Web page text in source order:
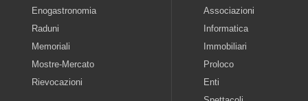
Enogastronomia
Raduni
Memoriali
Mostre-Mercato
Rievocazioni
Associazioni
Informatica
Immobiliari
Proloco
Enti